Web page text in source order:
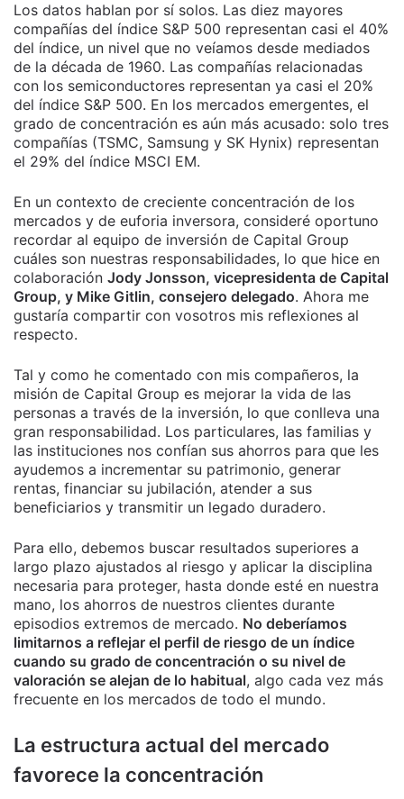
Los datos hablan por sí solos. Las diez mayores
compañías del índice S&P 500 representan casi el 40%
del índice, un nivel que no veíamos desde mediados
de la década de 1960. Las compañías relacionadas
con los semiconductores representan ya casi el 20%
del índice S&P 500. En los mercados emergentes, el
grado de concentración es aún más acusado: solo tres
compañías (TSMC, Samsung y SK Hynix) representan
el 29% del índice MSCI EM.
En un contexto de creciente concentración de los
mercados y de euforia inversora, consideré oportuno
recordar al equipo de inversión de Capital Group
cuáles son nuestras responsabilidades, lo que hice en
colaboración Jody Jonsson, vicepresidenta de Capital
Group, y Mike Gitlin, consejero delegado. Ahora me
gustaría compartir con vosotros mis reflexiones al
respecto.
Tal y como he comentado con mis compañeros, la
misión de Capital Group es mejorar la vida de las
personas a través de la inversión, lo que conlleva una
gran responsabilidad. Los particulares, las familias y
las instituciones nos confían sus ahorros para que les
ayudemos a incrementar su patrimonio, generar
rentas, financiar su jubilación, atender a sus
beneficiarios y transmitir un legado duradero.
Para ello, debemos buscar resultados superiores a
largo plazo ajustados al riesgo y aplicar la disciplina
necesaria para proteger, hasta donde esté en nuestra
mano, los ahorros de nuestros clientes durante
episodios extremos de mercado. No deberíamos
limitarnos a reflejar el perfil de riesgo de un índice
cuando su grado de concentración o su nivel de
valoración se alejan de lo habitual, algo cada vez más
frecuente en los mercados de todo el mundo.
La estructura actual del mercado
favorece la concentración